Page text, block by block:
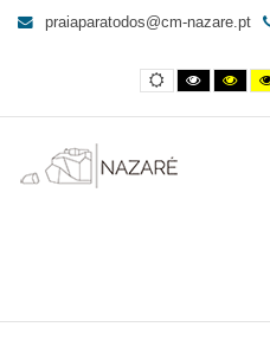
para
praiaparatodos@cm-nazare.pt
Contraste
normal
Contraste
preto
branco
preto